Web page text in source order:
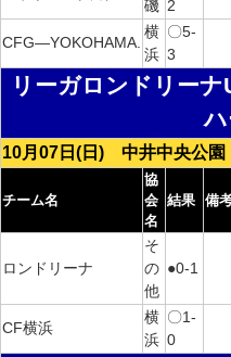
磯 2
CFG―YOKOHAMA.
横
浜
〇5-
3
リーガロンドリー
10月07日(日) 中井中央公園
チーム名
協
会
名
結果 備
ロンドリーナ
そ
の
他
●0-1
CF横浜
横
浜
〇1-
0